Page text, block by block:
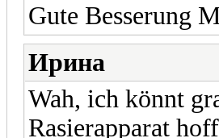
Gute Besserung
Ирина
Wah, ich könnt
Rasierapparat